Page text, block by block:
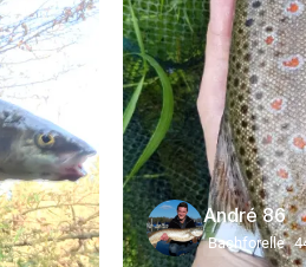
André 86
Bachforelle